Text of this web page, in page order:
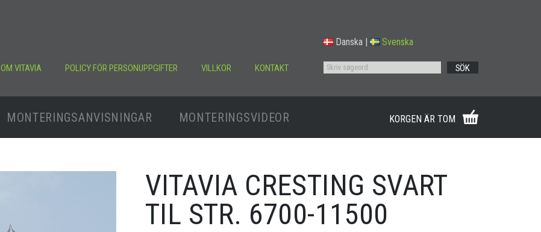
OM VITAVIA POLICY FÖR PERSONUPPGIFTER VILLKOR KONTAKT
Danska | Svenska
SÖK
MONTERINGSANVISNINGAR MONTERINGSVIDEOR KORGEN ÄR TOM
VITAVIA CRESTING SVART
TIL STR. 6700-11500